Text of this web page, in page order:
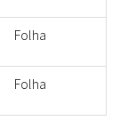
Folha
Folha